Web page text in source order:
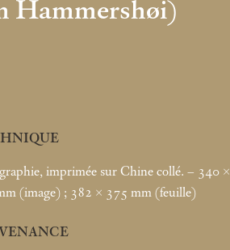
Hammershøi)
imprimée sur Chine collé. – 340 ×
(image) ; 382 × 375 mm (feuille)